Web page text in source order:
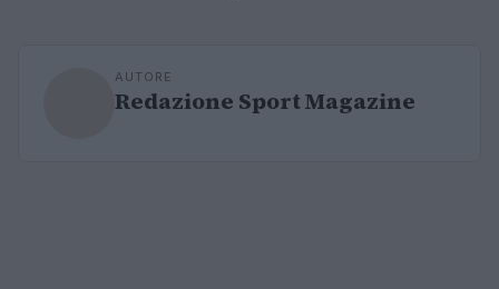
AUTORE
Redazione Sport Magazine